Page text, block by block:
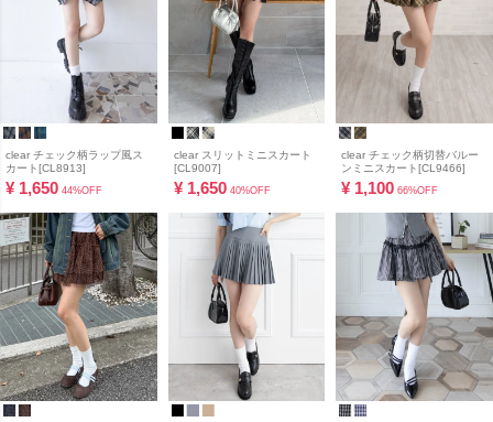
clear チェック柄ラップ風ス
カート[CL8913]
¥ 1,650 44%OFF
clear スリットミニスカート
[CL9007]
¥ 1,650 40%OFF
clear チェック柄切替バルー
ンミニスカート[CL9466]
¥ 1,100 66%OFF